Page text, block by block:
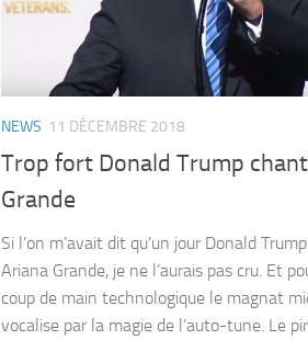
NEWS 11 DÉCEMBRE 2018
Trop fort Donald Trump
Grande
Si l’on m’avait dit qu’un jour Donald
Ariana Grande, je ne l’aurais pas cru. Et
coup de main technologique le magnat
vocalise par la magie de l’auto-tune. Le